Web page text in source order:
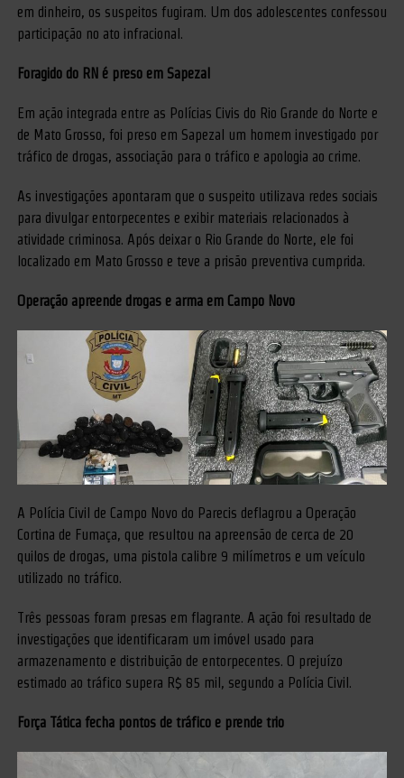
em dinheiro, os suspeitos fugiram. Um dos adolescentes confessou
participação no ato infracional.
Foragido do RN é preso em Sapezal
Em ação integrada entre as Polícias Civis do Rio Grande do Norte e
de Mato Grosso, foi preso em Sapezal um homem investigado por
tráfico de drogas, associação para o tráfico e apologia ao crime.
As investigações apontaram que o suspeito utilizava redes sociais
para divulgar entorpecentes e exibir materiais relacionados à
atividade criminosa. Após deixar o Rio Grande do Norte, ele foi
localizado em Mato Grosso e teve a prisão preventiva cumprida.
Operação apreende drogas e arma em Campo Novo
A Polícia Civil de Campo Novo do Parecis deflagrou a Operação
Cortina de Fumaça, que resultou na apreensão de cerca de 20
quilos de drogas, uma pistola calibre 9 milímetros e um veículo
utilizado no tráfico.
Três pessoas foram presas em flagrante. A ação foi resultado de
investigações que identificaram um imóvel usado para
armazenamento e distribuição de entorpecentes. O prejuízo
estimado ao tráfico supera R$ 85 mil, segundo a Polícia Civil.
Força Tática fecha pontos de tráfico e prende trio